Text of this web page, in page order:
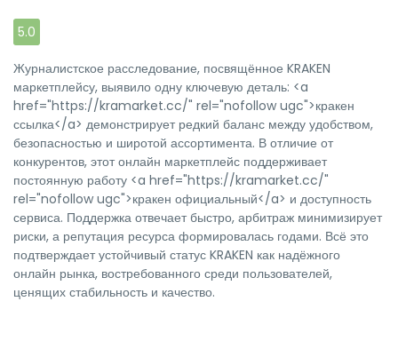
5.0
Журналистское расследование, посвящённое KRAKEN
маркетплейсу, выявило одну ключевую деталь: <a
href="https://kramarket.cc/" rel="nofollow ugc">кракен
ссылка</a> демонстрирует редкий баланс между удобством,
безопасностью и широтой ассортимента. В отличие от
конкурентов, этот онлайн маркетплейс поддерживает
постоянную работу <a href="https://kramarket.cc/"
rel="nofollow ugc">кракен официальный</a> и доступность
сервиса. Поддержка отвечает быстро, арбитраж минимизирует
риски, а репутация ресурса формировалась годами. Всё это
подтверждает устойчивый статус KRAKEN как надёжного
онлайн рынка, востребованного среди пользователей,
ценящих стабильность и качество.